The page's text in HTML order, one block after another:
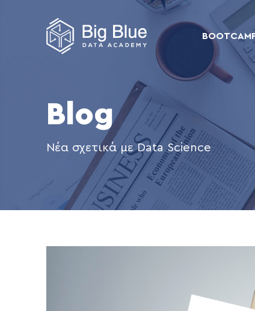
Blog
Νέα σχετικά με Data Science